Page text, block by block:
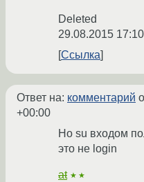
Deleted
29.08.2015
Ссылка
Ответ на: комментарий
+00:00
Но su входом
это не login
at ★★